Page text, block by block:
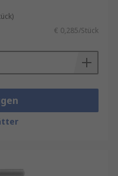
erfassen, muss
Linsengröße und
die richtigen
€ 0,285/Stück